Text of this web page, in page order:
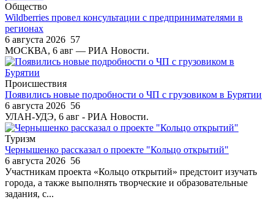
Общество
Wildberries провел консультации с предпринимателями в
регионах
6 августа 2026 57
МОСКВА, 6 авг — РИА Новости.
Происшествия
Появились новые подробности о ЧП с грузовиком в Бурятии
6 августа 2026 56
УЛАН-УДЭ, 6 авг - РИА Новости.
Туризм
Чернышенко рассказал о проекте "Кольцо открытий"
6 августа 2026 56
Участникам проекта «Кольцо открытий» предстоит изучать
города, а также выполнять творческие и образовательные
задания, с...